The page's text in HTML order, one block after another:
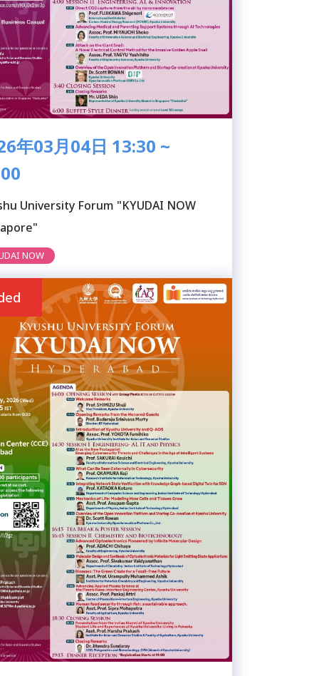
年03月04日 13:30 ~
University Forum "KYUDAI NOW
NOW